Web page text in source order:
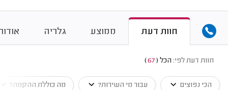
חוות דעת ממוצע גלריה
חוות דעת לפי: הכל (
67
)
הכי נפוצים עבור מי השירות? מה כוללת ההקמה?